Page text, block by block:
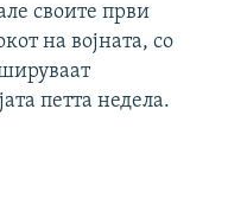
своите први
на војната, со
петта недела.